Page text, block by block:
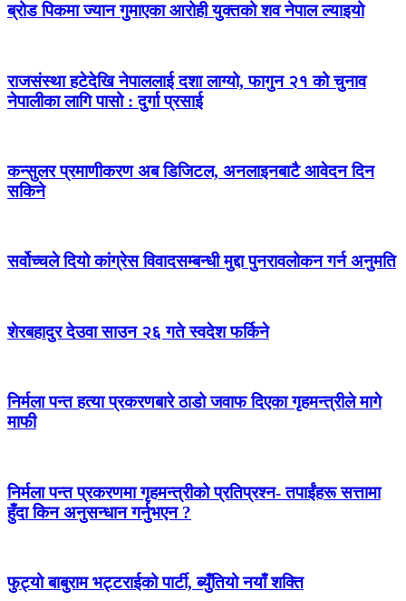
ब्रोड पिकमा ज्यान गुमाएका आरोही युक्तको शव नेपाल ल्याइयो
राजसंस्था हटेदेखि नेपाललाई दशा लाग्यो, फागुन २१ को चुनाव
नेपालीका लागि पासो : दुर्गा प्रसाई
कन्सुलर प्रमाणीकरण अब डिजिटल, अनलाइनबाटै आवेदन दिन
सकिने
सर्वोच्चले दियो कांग्रेस विवादसम्बन्धी मुद्दा पुनरावलोकन गर्न अनुमति
शेरबहादुर देउवा साउन २६ गते स्वदेश फर्किने
निर्मला पन्त हत्या प्रकरणबारे ठाडो जवाफ दिएका गृहमन्त्रीले मागे
माफी
निर्मला पन्त प्रकरणमा गृहमन्त्रीको प्रतिप्रश्न- तपाईंहरू सत्तामा
हुँदा किन अनुसन्धान गर्नुभएन ?
फुट्यो बाबुराम भट्टराईको पार्टी, ब्युँतियो नयाँ शक्ति